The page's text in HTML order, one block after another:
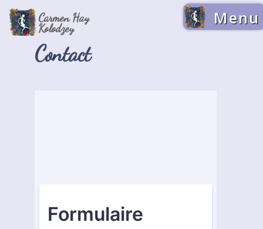
Carmen Hay
Kolodzey
Menu
Contact